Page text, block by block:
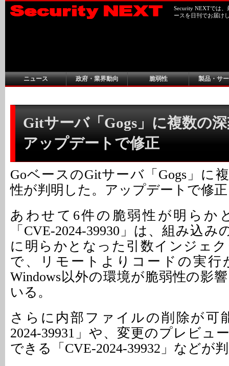
Security NEXTでは
ースを日刊でお届け
ニュース 政府・業界動向 脆弱性 製品・サ
Gitサーバ「Gogs」に複数の
アップデートで修正
GoベースのGitサーバ「Gogs」に
性が判明した。アップデートで修
あわせて6件の脆弱性が明らか
「CVE-2024-39930」は、組み込み
に明らかとなった引数インジェ
で、リモートよりコードの実行
Windows以外の環境が脆弱性の影
いる。
さらに内部ファイルの削除が可
2024-39931」や、変更のプレビュ
できる「CVE-2024-39932」などが